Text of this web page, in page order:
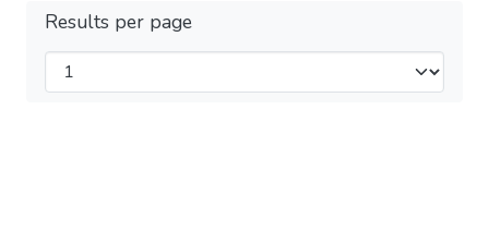
Results per page